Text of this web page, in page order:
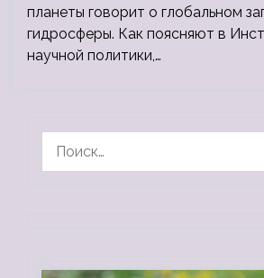
планеты говорит о глобальном
гидросферы. Как поясняют в
научной политики,…